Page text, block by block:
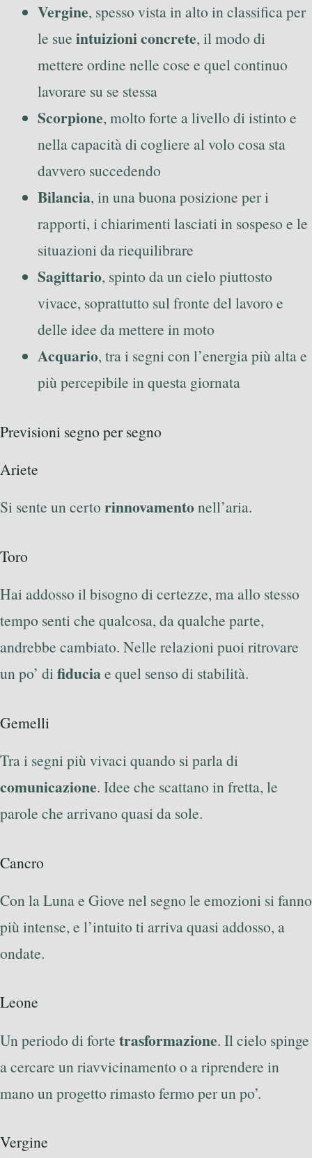
Vergine, spesso vista in alto in classifica per
le sue intuizioni concrete, il modo di
mettere ordine nelle cose e quel continuo
lavorare su se stessa
Scorpione, molto forte a livello di istinto e
nella capacità di cogliere al volo cosa sta
davvero succedendo
Bilancia, in una buona posizione per i
rapporti, i chiarimenti lasciati in sospeso e le
situazioni da riequilibrare
Sagittario, spinto da un cielo piuttosto
vivace, soprattutto sul fronte del lavoro e
delle idee da mettere in moto
Acquario, tra i segni con l’energia più alta e
più percepibile in questa giornata
Previsioni segno per segno
Ariete
Si sente un certo rinnovamentonell’aria.
Toro
Hai addosso il bisogno di certezze, ma allo stesso
tempo senti che qualcosa, da qualche parte,
andrebbe cambiato. Nelle relazioni puoi ritrovare
un po’ difiduciae quel senso di stabilità.
Gemelli
Tra i segni più vivaci quando si parla di
comunicazione. Idee che scattano in fretta, le
parole che arrivano quasi da sole.
Cancro
Con la Luna e Giove nel segno le emozioni si fanno
più intense, e l’intuito ti arriva quasi addosso, a
ondate.
Leone
Un periodo di forte trasformazione. Il cielo spinge
a cercare un riavvicinamento o a riprendere in
mano un progetto rimasto fermo per un po’.
Vergine